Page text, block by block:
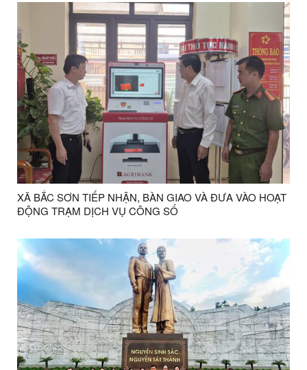
XÃ BẮC SƠN TIẾP NHẬN, BÀN GIAO VÀ ĐƯA VÀO HOẠT
ĐỘNG TRẠM DỊCH VỤ CÔNG SỐ